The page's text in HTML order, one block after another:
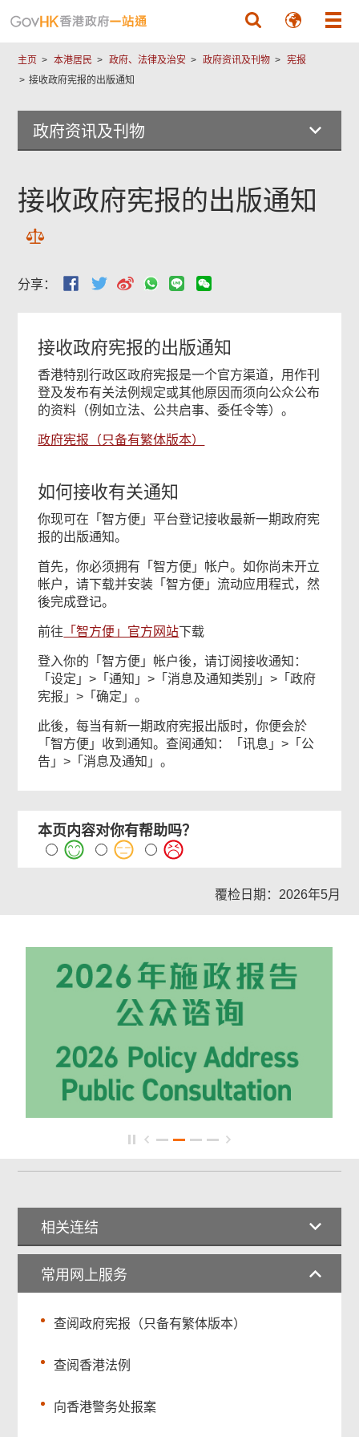
主页 本港居民 政府、法律及治安 政府资讯及刊物
宪报
接收政府宪报的出版通知
政府资讯及刊物
接收政府宪报的出版通知
分享：
接收政府宪报的出版通知
香港特别行政区政府宪报是一个官方渠道，用作刊
登及发布有关法例规定或其他原因而须向公众公布
的资料（例如立法、公共启事、委任令等）。
政府宪报（只备有繁体版本）
如何接收有关通知
你现可在「智方便」平台登记接收最新一期政府宪
报的出版通知。
首先，你必须拥有「智方便」帐户。如你尚未开立
帐户，请下载并安装「智方便」流动应用程式，然
後完成登记。
前往 「智方便」官方网站下载
登入你的「智方便」帐户後，请订阅接收通知：
「设定」>「通知」>「消息及通知类别」>「政府
宪报」>「确定」。
此後，每当有新一期政府宪报出版时，你便会於
「智方便」收到通知。查阅通知：「讯息」>「公
告」>「消息及通知」。
本页内容对你有帮助吗？
覆检日期：2026年5月
相关连结
常用网上服务
查阅政府宪报（只备有繁体版本）
查阅香港法例
向香港警务处报案